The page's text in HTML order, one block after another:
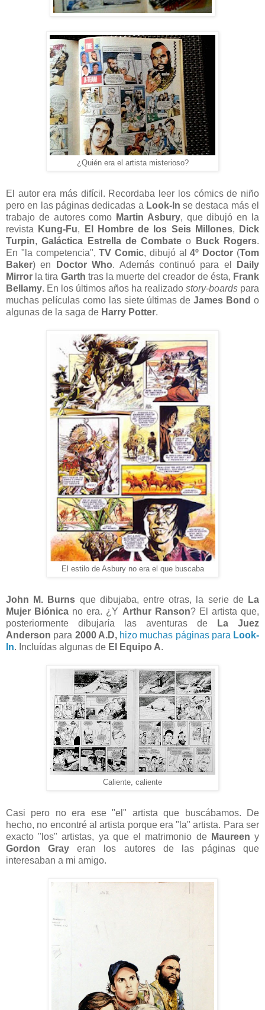
¿Quién era el artista misterioso?
El autor era más difícil. Recordaba leer los cómics de niño
pero en las páginas dedicadas a Look-In se destaca más el
trabajo de autores como Martin Asbury, que dibujó en la
revista
Kung-Fu, El Hombre de los Seis Millones,
Dick
Turpin,Galáctica Estrella de Combate o Buck Rogers.
En "la competencia",TV Comic, dibujó al4º Doctor (Tom
Baker) en Doctor Who. Además continuó para el
Daily
Mirror la tira Garth tras la muerte del creador de ésta, Frank
Bellamy. En los últimos años ha realizado story-boards para
muchas películas como las siete últimas deJames Bond o
algunas de la saga de Harry Potter.
El estilo de Asbury no era el que buscaba
John M. Burns que dibujaba, entre otras, la serie de La
Mujer Biónica no era. ¿Y Arthur Ranson? El artista que,
posteriormente dibujaría las aventuras de
La Juez
Anderson para 2000 A.D, hizo muchas páginas para Look-
In. Incluídas algunas de El Equipo A.
Caliente, caliente
Casi pero no era ese "el" artista que buscábamos. De
hecho, no encontré al artista porque era "la" artista. Para ser
exacto "los" artistas, ya que el matrimonio de Maureen y
Gordon Gray eran los autores de las páginas que
interesaban a mi amigo.